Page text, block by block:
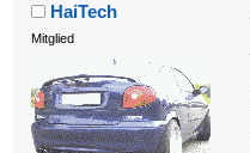
HaiTech
Mitglied